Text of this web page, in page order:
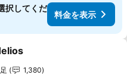
択してくだ
料金を表示
に入りに追加
ンク
1,380